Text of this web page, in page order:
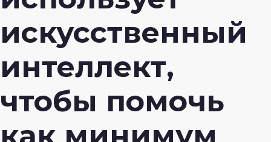
искусственный
интеллект,
чтобы помочь